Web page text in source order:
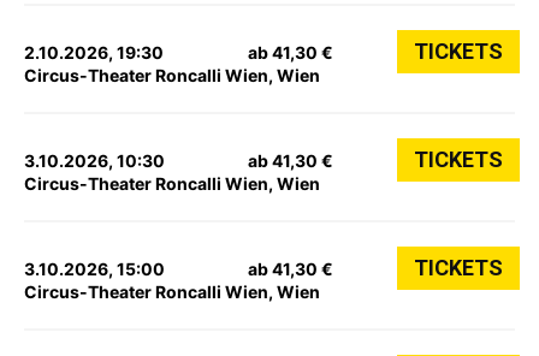
2.10.2026, 19:30
Circus-Theater Roncalli Wien, Wien
ab 41,30 € TICKETS
3.10.2026, 10:30
Circus-Theater Roncalli Wien, Wien
ab 41,30 € TICKETS
3.10.2026, 15:00
Circus-Theater Roncalli Wien, Wien
ab 41,30 € TICKETS